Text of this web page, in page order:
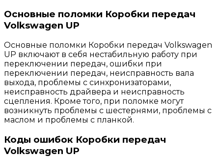
Основные поломки Коробки передач
Volkswagen UP
Основные поломки Коробки передач Volkswagen
UP включают в себя нестабильную работу при
переключении передач, ошибки при
переключении передач, неисправность вала
выхода, проблемы с синхронизаторами,
неисправность драйвера и неисправность
сцепления. Кроме того, при поломке могут
возникнуть проблемы с шестернями, проблемы с
маслом и проблемы с планкой.
Коды ошибок Коробки передач
Volkswagen UP